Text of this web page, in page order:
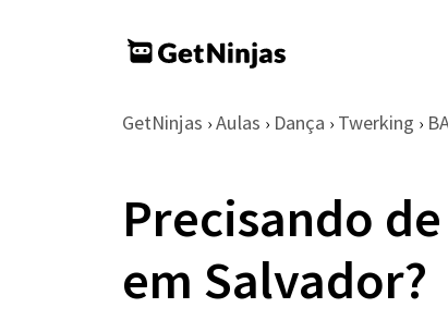
GetNinjas › Aulas › Dança › Twerking ›
Precisando
em Salvador?